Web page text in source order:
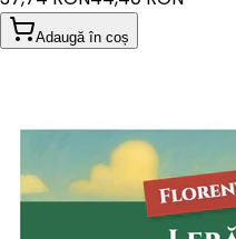
Adaugă în coș